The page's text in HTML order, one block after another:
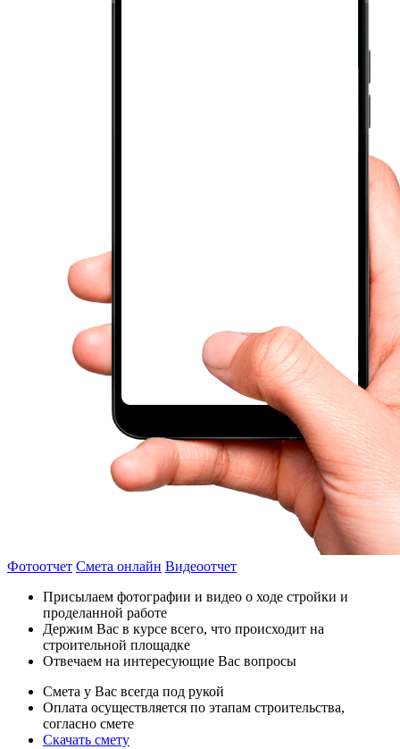
Фотоотчет Смета онлайн Видеоотчет
Присылаем фотографии и видео о ходе стройки и
проделанной работе
Держим Вас в курсе всего, что происходит на
строительной площадке
Отвечаем на интересующие Вас вопросы
Смета у Вас всегда под рукой
Оплата осуществляется по этапам строительства,
согласно смете
Скачать смету